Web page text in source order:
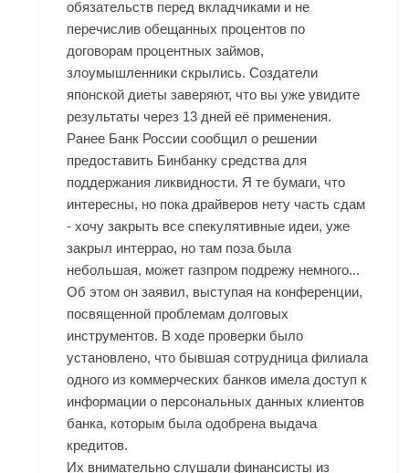
обязательств перед вкладчиками и не
перечислив обещанных процентов по
договорам процентных займов,
злоумышленники скрылись. Создатели
японской диеты заверяют, что вы уже увидите
результаты через 13 дней её применения.
Ранее Банк России сообщил о решении
предоставить Бинбанку средства для
поддержания ликвидности. Я те бумаги, что
интересны, но пока драйверов нету часть сдам
- хочу закрыть все спекулятивные идеи, уже
закрыл интеррао, но там поза была
небольшая, может газпром подрежу немного...
Об этом он заявил, выступая на конференции,
посвященной проблемам долговых
инструментов. В ходе проверки было
установлено, что бывшая сотрудница филиала
одного из коммерческих банков имела доступ к
информации о персональных данных клиентов
банка, которым была одобрена выдача
кредитов.
Их внимательно слушали финансисты из